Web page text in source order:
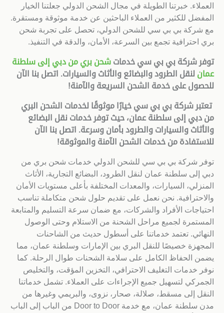
العملاء. خبرتنا الطويلة في مجال الشحن الدولي جعلتنا الخيار
المفضل للكثير من العملاء الباحثين عن خدمة موثوقة ومستقرة.
مع شركة بي بي سي للشحن الدولي، تحصل على تجربة شحن
بري احترافية تجمع بين السرعة، الأمان، والدقة في التنفيذ.
توفر شركة بي بي سي خدمات شحن بري من دبي إلى سلطنة
عمان لنقل الطرود والبضائع والأثاث والسيارات. اتصل بنا الآن
للحصول على خدمة الشحن السريعة والآمنة!
تعتبر شركة بي بي سي خيارًا موثوقًا لخدمات الشحن البري
من دبي إلى سلطنة عمان، حيث توفر خدمات نقل البضائع
والأثاث والسيارات والطرود بأمان وسرعة. اتصل بنا الآن
للاستفادة من خدمات الشحن الآمنة والموثوقة!
توفر شركة بي بي سي للشحن الدولي خدمات شحن بري من
دبي إلى سلطنة عمان لنقل الطرود، البضائع التجارية، الأثاث
المنزلي، السيارات، والمعدات المختلفة بأعلى مستويات الأمان
والاحترافية. نحن نعمل على تقديم حلول شحن متكاملة تناسب
احتياجات الأفراد والشركات، مع ضمان سرعة التسليم والمتابعة
المستمرة لجميع مراحل الشحنة من الاستلام وحتى الوصول
النهائي. تعتمد خدماتنا على أسطول حديث من الشاحنات
المجهزة خصيصًا للنقل البري بين الإمارات وسلطنة عمان، مما
يضمن الحفاظ الكامل على سلامة الشحنات طوال الرحلة. كما
نوفر خدمات التغليف الاحترافي، التخزين المؤقت، والتخليص
الجمركي لتسهيل جميع الإجراءات على العملاء. تشمل خدماتنا
النقل إلى مسقط، صلالة، صحار، نزوى، والبريمي وغيرها من
مدن سلطنة عمان، مع خدمة Door to Door من الباب إلى الباب